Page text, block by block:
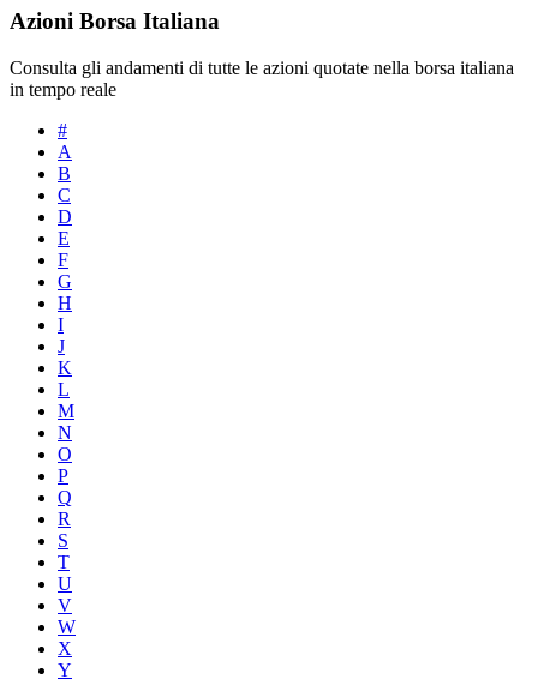
Azioni Borsa Italiana
Consulta gli andamenti di tutte le azioni quotate nella borsa italiana
in tempo reale
#
A
B
C
D
E
F
G
H
I
J
K
L
M
N
O
P
Q
R
S
T
U
V
W
X
Y